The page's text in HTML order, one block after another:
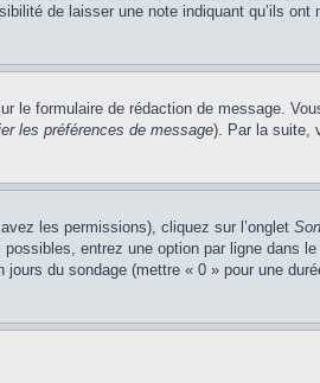
de laisser une note indiquant qu’ils ont
le formulaire de rédaction de message.
les préférences de message). Par la suite,
les permissions), cliquez sur l’onglet
entrez une option par ligne dans
du sondage (mettre « 0 » pour une